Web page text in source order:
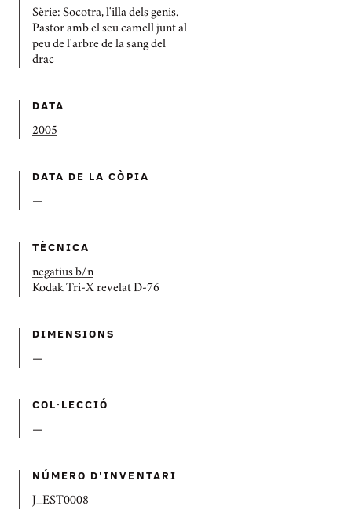
Sèrie: Socotra, l'illa dels genis.
Pastor amb el seu camell junt al
peu de l'arbre de la sang del
drac
DATA
2005
DATA DE LA CÒPIA
—
TÈCNICA
negatius b/n
Kodak Tri-X revelat D-76
DIMENSIONS
—
COL·LECCIÓ
—
NÚMERO D'INVENTARI
J_EST0008